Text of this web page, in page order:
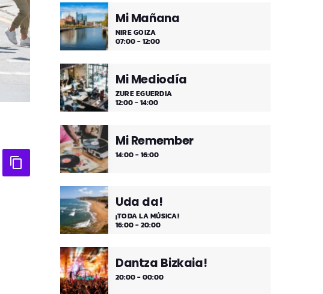
Mi Mañana
NIRE GOIZA
07:00 - 12:00
Mi Mediodía
ZURE EGUERDIA
12:00 - 14:00
Mi Remember
14:00 - 16:00
Uda da!
¡TODA LA MÚSICA!
16:00 - 20:00
Dantza Bizkaia!
20:00 - 00:00